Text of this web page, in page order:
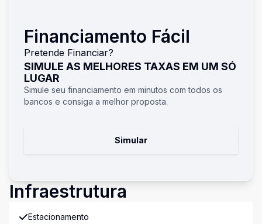
Financiamento Fácil
Pretende Financiar?
SIMULE AS MELHORES TAXAS EM UM SÓ
LUGAR
Simule seu financiamento em minutos com todos os
bancos e consiga a melhor proposta.
Simular
Infraestrutura
Estacionamento